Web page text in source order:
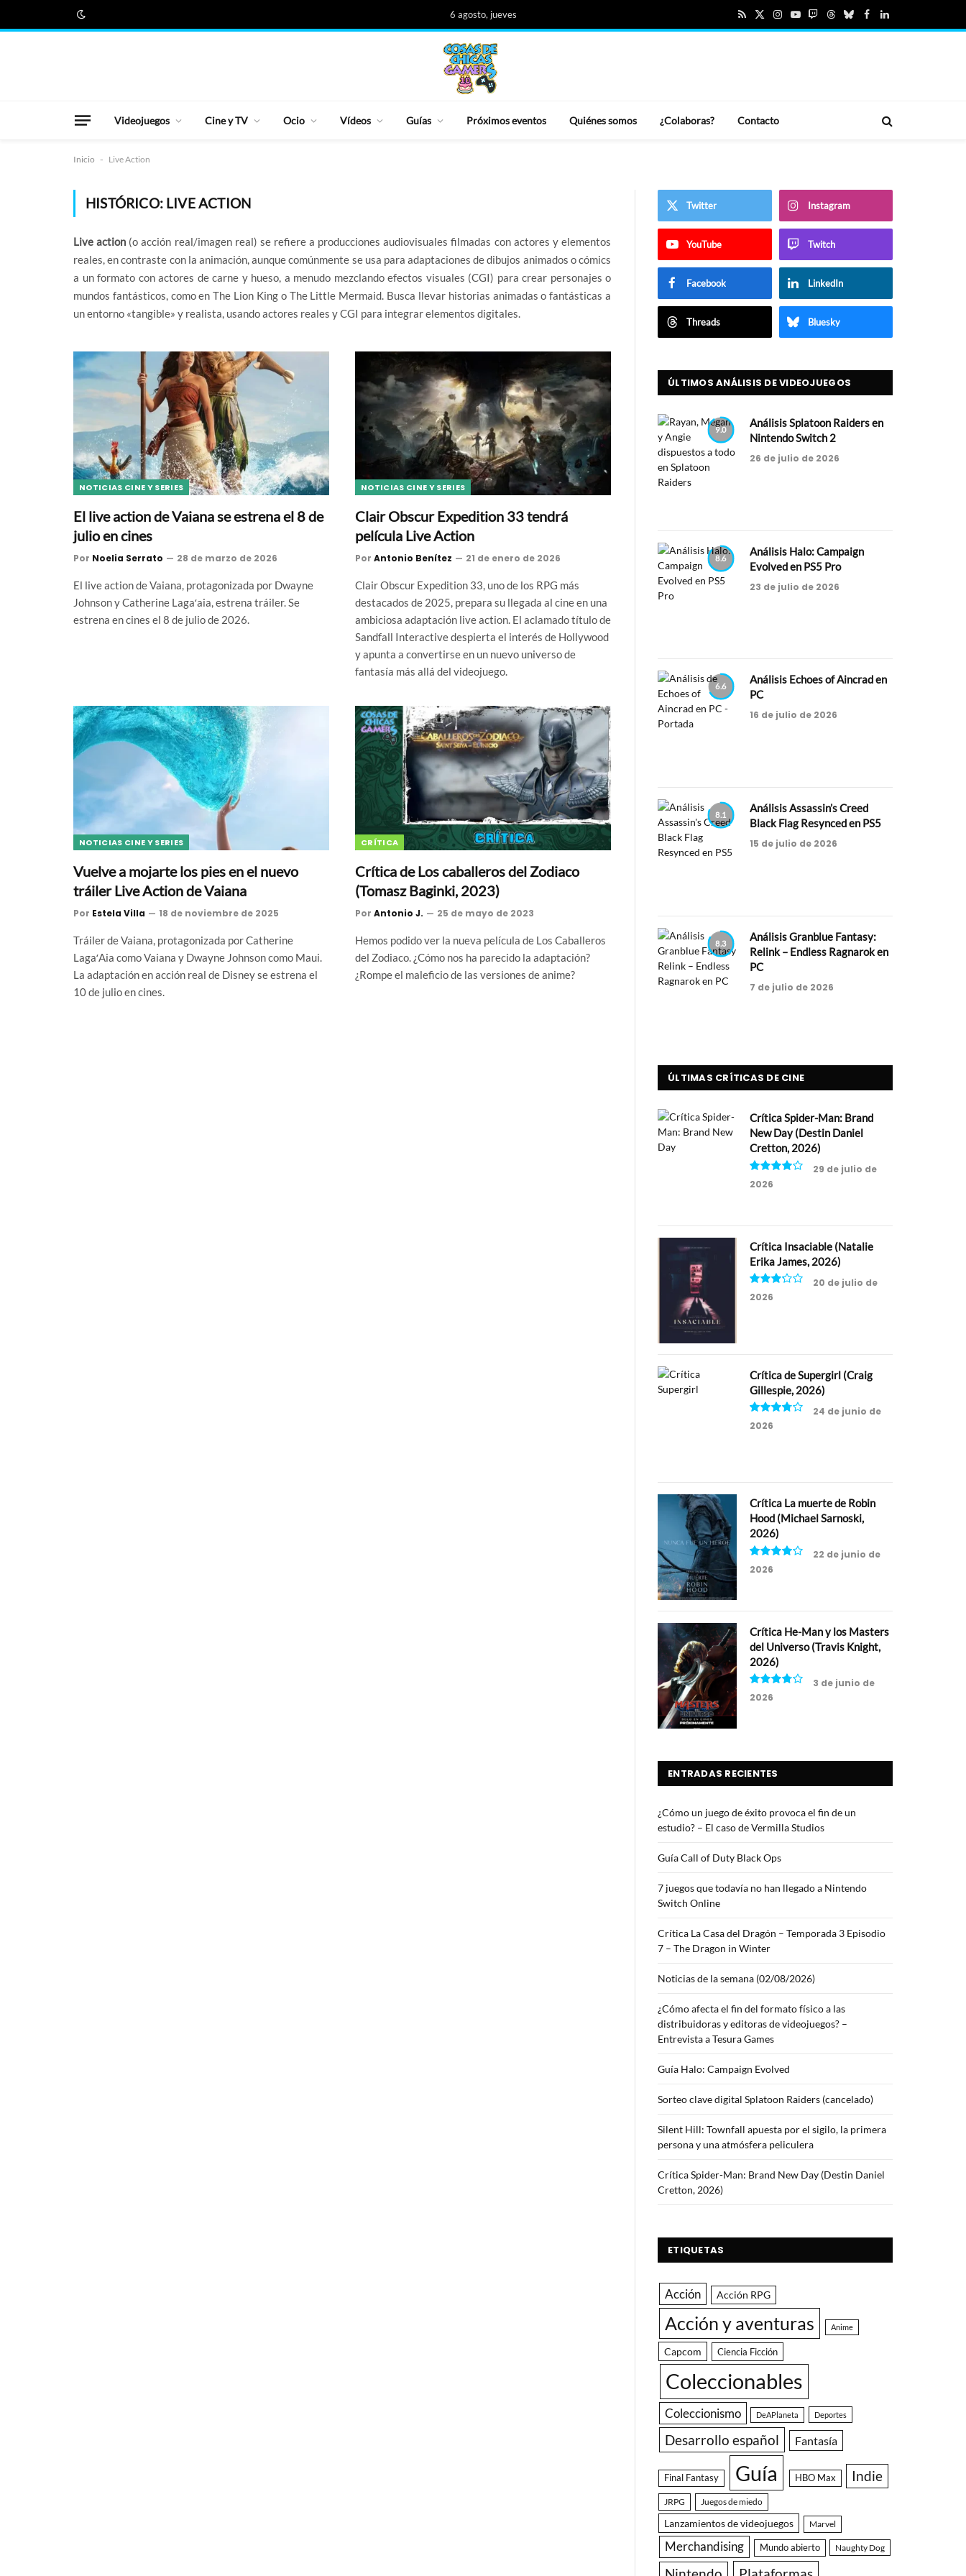
6 agosto, jueves
RSSX
Instagram
YouTube
TwitchThreadsBlueskyFacebook
LinkedIn
Videojuegos Cine y TV Ocio Vídeos Guías Próximos eventos Quiénes somos ¿Colaboras? Contacto
Inicio - Live Action
HISTÓRICO: LIVE ACTION
Live action (o acción real/imagen real) se refiere a producciones audiovisuales filmadas con actores y elementos
reales, en contraste con la animación, aunque comúnmente se usa para adaptaciones de dibujos animados o cómics
a un formato con actores de carne y hueso, a menudo mezclando efectos visuales (CGI) para crear personajes o
mundos fantásticos, como en The Lion King o The Little Mermaid. Busca llevar historias animadas o fantásticas a
un entorno «tangible» y realista, usando actores reales y CGI para integrar elementos digitales.
NOTICIAS CINE Y SERIES
El live action de Vaiana se estrena el 8 de
julio en cines
Por Noelia Serrato 28 de marzo de 2026
El live action de Vaiana, protagonizada por Dwayne
Johnson y Catherine Lagaʻaia, estrena tráiler. Se
estrena en cines el 8 de julio de 2026.
NOTICIAS CINE Y SERIES
Clair Obscur Expedition 33 tendrá
película Live Action
Por Antonio Benítez 21 de enero de 2026
Clair Obscur Expedition 33, uno de los RPG más
destacados de 2025, prepara su llegada al cine en una
ambiciosa adaptación live action. El aclamado título de
Sandfall Interactive despierta el interés de Hollywood
y apunta a convertirse en un nuevo universo de
fantasía más allá del videojuego.
NOTICIAS CINE Y SERIES
Vuelve a mojarte los pies en el nuevo
tráiler Live Action de Vaiana
Por Estela Villa 18 de noviembre de 2025
Tráiler de Vaiana, protagonizada por Catherine
LagaʻAia como Vaiana y Dwayne Johnson como Maui.
La adaptación en acción real de Disney se estrena el
10 de julio en cines.
CRÍTICA
Crítica de Los caballeros del Zodiaco
(Tomasz Baginki, 2023)
Por Antonio J. 25 de mayo de 2023
Hemos podido ver la nueva película de Los Caballeros
del Zodiaco. ¿Cómo nos ha parecido la adaptación?
¿Rompe el maleficio de las versiones de anime?
Twitter Instagram
YouTube Twitch
Facebook LinkedIn
Threads Bluesky
ÚLTIMOS ANÁLISIS DE VIDEOJUEGOS
9.0
Análisis Splatoon Raiders en
Nintendo Switch 2
26 de julio de 2026
8.6
Análisis Halo: Campaign
Evolved en PS5 Pro
23 de julio de 2026
6.6
Análisis Echoes of Aincrad en
PC
16 de julio de 2026
8.1
Análisis Assassin’s Creed
Black Flag Resynced en PS5
15 de julio de 2026
8.3
Análisis Granblue Fantasy:
Relink – Endless Ragnarok en
PC
7 de julio de 2026
ÚLTIMAS CRÍTICAS DE CINE
Crítica Spider-Man: Brand
New Day (Destin Daniel
Cretton, 2026)
8
29 de julio de
2026
Crítica Insaciable (Natalie
Erika James, 2026)
6.5
20 de julio de
2026
Crítica de Supergirl (Craig
Gillespie, 2026)
7.5
24 de junio de
2026
Crítica La muerte de Robin
Hood (Michael Sarnoski,
2026)
8
22 de junio de
2026
Crítica He-Man y los Masters
del Universo (Travis Knight,
2026)
7.5
3 de junio de
2026
ENTRADAS RECIENTES
¿Cómo un juego de éxito provoca el fin de un
estudio? – El caso de Vermilla Studios
Guía Call of Duty Black Ops
7 juegos que todavía no han llegado a Nintendo
Switch Online
Crítica La Casa del Dragón – Temporada 3 Episodio
7 – The Dragon in Winter
Noticias de la semana (02/08/2026)
¿Cómo afecta el fin del formato físico a las
distribuidoras y editoras de videojuegos? –
Entrevista a Tesura Games
Guía Halo: Campaign Evolved
Sorteo clave digital Splatoon Raiders (cancelado)
Silent Hill: Townfall apuesta por el sigilo, la primera
persona y una atmósfera peliculera
Crítica Spider-Man: Brand New Day (Destin Daniel
Cretton, 2026)
ETIQUETAS
Acción Acción RPG
Acción y aventuras Anime
Capcom Ciencia Ficción
Coleccionables
Coleccionismo DeAPlaneta Deportes
Desarrollo español Fantasía
Final Fantasy Guía HBO Max Indie
JRPG Juegos de miedo
Lanzamientos de videojuegos Marvel
Merchandising Mundo abierto Naughty Dog